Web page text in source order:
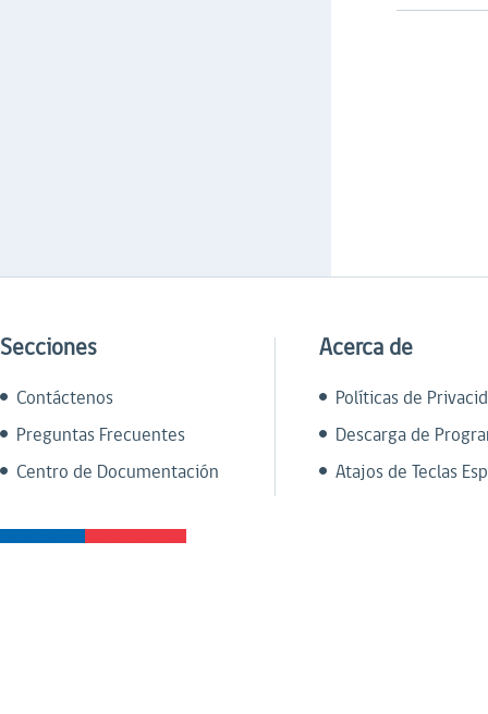
Secciones
Contáctenos
Preguntas Frecuentes
Centro de Documentación
Acerca de
Políticas de
Descarga de
Atajos de Teclas